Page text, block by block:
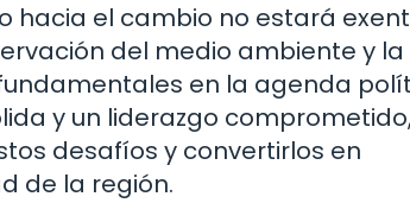
hacia el cambio no estará
del medio ambiente y la
en la agenda
y un liderazgo
desafíos y convertirlos en
de la región.